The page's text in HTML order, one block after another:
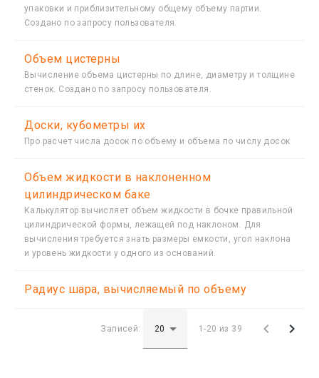
упаковки и приблизительному общему объему партии.
Создано по запросу пользователя.
Объем цистерны
Вычисление объема цистерны по длине, диаметру и толщине
стенок. Создано по запросу пользователя.
Доски, кубометры их
Про расчет числа досок по объему и объема по числу досок
Объем жидкости в наклоненном
цилиндрическом баке
Калькулятор вычисляет объем жидкости в бочке правильной
цилиндрической формы, лежащей под наклоном. Для
вычисления требуется знать размеры емкости, угол наклона
и уровень жидкости у одного из оснований.
Радиус шара, вычисляемый по объему
Записей: 1-20 из 39  